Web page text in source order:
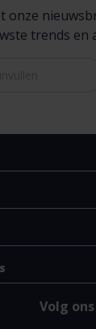
onze
trends en
Volg ons